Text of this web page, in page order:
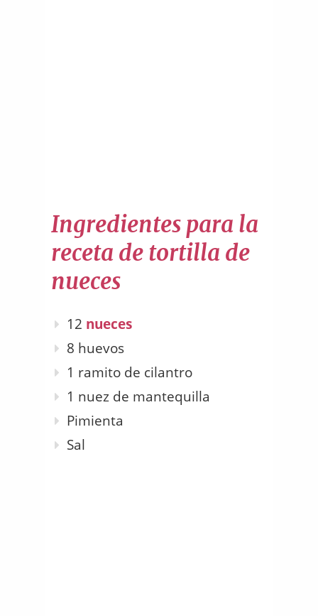
Ingredientes para la
receta de tortilla de
nueces
12 nueces
8 huevos
1 ramito de cilantro
1 nuez de mantequilla
Pimienta
Sal